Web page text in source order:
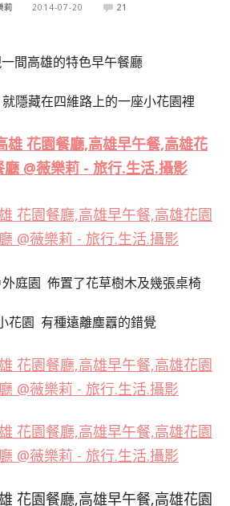
莉 2014-07-20 21
間高雄的特色早午餐廳
隱藏在四維路上的一座小花園裡
庭園 佈置了花草樹木及幾張桌椅
花園 有種遠離塵囂的錯覺